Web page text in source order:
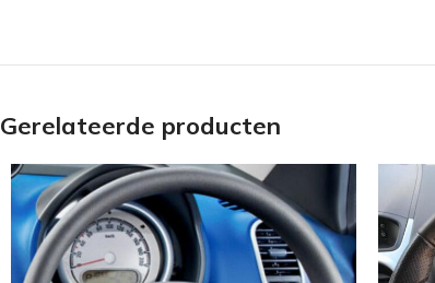
Gerelateerde producten